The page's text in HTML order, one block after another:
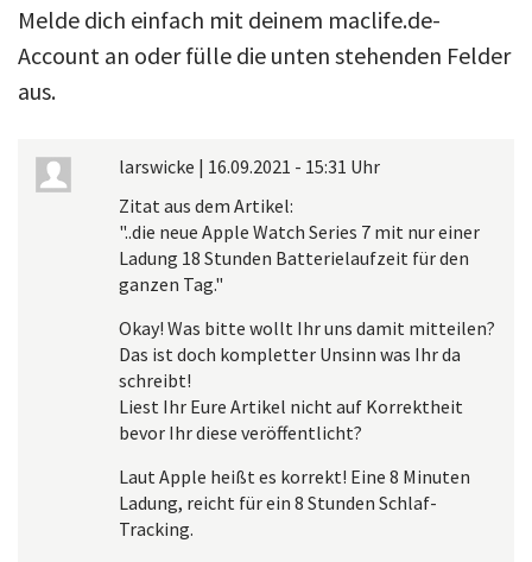
Melde dich einfach mit deinem maclife.de-
Account an oder fülle die unten stehenden Felder
aus.
larswicke | 16.09.2021 - 15:31 Uhr
Zitat aus dem Artikel:
"..die neue Apple Watch Series 7 mit nur einer
Ladung 18 Stunden Batterielaufzeit für den
ganzen Tag."
Okay! Was bitte wollt Ihr uns damit mitteilen?
Das ist doch kompletter Unsinn was Ihr da
schreibt!
Liest Ihr Eure Artikel nicht auf Korrektheit
bevor Ihr diese veröffentlicht?
Laut Apple heißt es korrekt! Eine 8 Minuten
Ladung, reicht für ein 8 Stunden Schlaf-
Tracking.